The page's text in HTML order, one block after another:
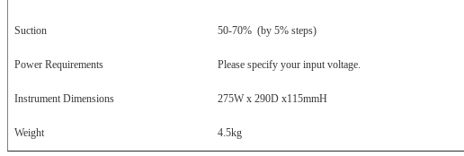
Suction 50-70% (by 5% steps)
Power Requirements Please specify your input voltage.
Instrument Dimensions 275W x 290D x115mmH
Weight 4.5kg